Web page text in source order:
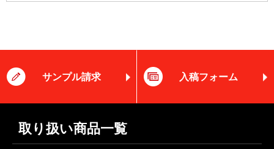
サンプル請求 入稿フォーム
取り扱い商品一覧